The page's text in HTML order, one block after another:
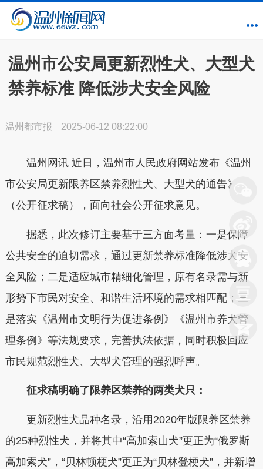
温州市公安局更新烈性犬、大型犬
禁养标准 降低涉犬安全风险
温州都市报 2025-06-12 08:22:00
温州网讯 近日，温州市人民政府网站发布《温州
市公安局更新限养区禁养烈性犬、大型犬的通告》
（公开征求稿），面向社会公开征求意见。
据悉，此次修订主要基于三方面考量：一是保障
公共安全的迫切需求，通过更新禁养标准降低涉犬安
全风险；二是适应城市精细化管理，原有名录需与新
形势下市民对安全、和谐生活环境的需求相匹配；三
是落实《温州市文明行为促进条例》《温州市养犬管
理条例》等法规要求，完善执法依据，同时积极回应
市民规范烈性犬、大型犬管理的强烈呼声。
征求稿明确了限养区禁养的两类犬只：
更新烈性犬品种名录，沿用2020年版限养区禁养
的25种烈性犬，并将其中“高加索山犬”更正为“俄罗斯
高加索犬”，“贝林顿梗犬”更正为“贝林登梗犬”，并新增